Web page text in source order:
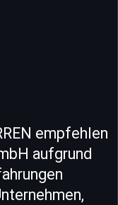
empfehlen
aufgrund